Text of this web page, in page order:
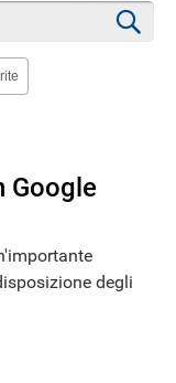
ACCOUNT
MAIL
Google
degli